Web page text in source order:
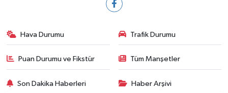
Hava Durumu Trafik Durumu
Puan Durumu ve Fikstür Tüm Manşetler
Son Dakika Haberleri Haber Arşivi